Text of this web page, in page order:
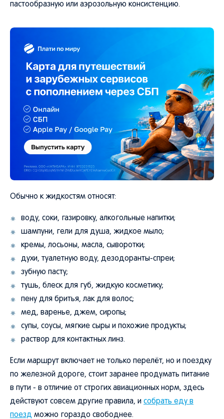
пастообразную или аэрозольную консистенцию.
Обычно к жидкостям относят:
воду, соки, газировку, алкогольные напитки;
шампуни, гели для душа, жидкое мыло;
кремы, лосьоны, масла, сыворотки;
духи, туалетную воду, дезодоранты-спреи;
зубную пасту;
тушь, блеск для губ, жидкую косметику;
пену для бритья, лак для волос;
мед, варенье, джем, сиропы;
супы, соусы, мягкие сыры и похожие продукты;
раствор для контактных линз.
Если маршрут включает не только перелёт, но и поездку
по железной дороге, стоит заранее продумать питание
в пути - в отличие от строгих авиационных норм, здесь
действуют совсем другие правила, и собрать еду в
поезд можно гораздо свободнее.